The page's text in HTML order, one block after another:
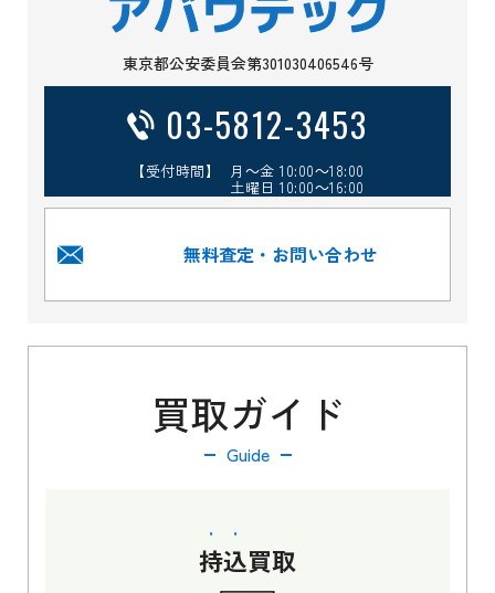
東京都公安委員会第301030406546号
03-5812-3453
【受付時間】 月～金 10:00～18:00
土曜日 10:00～16:00
無料査定・お問い合わせ
買取ガイド
Guide
持込買取